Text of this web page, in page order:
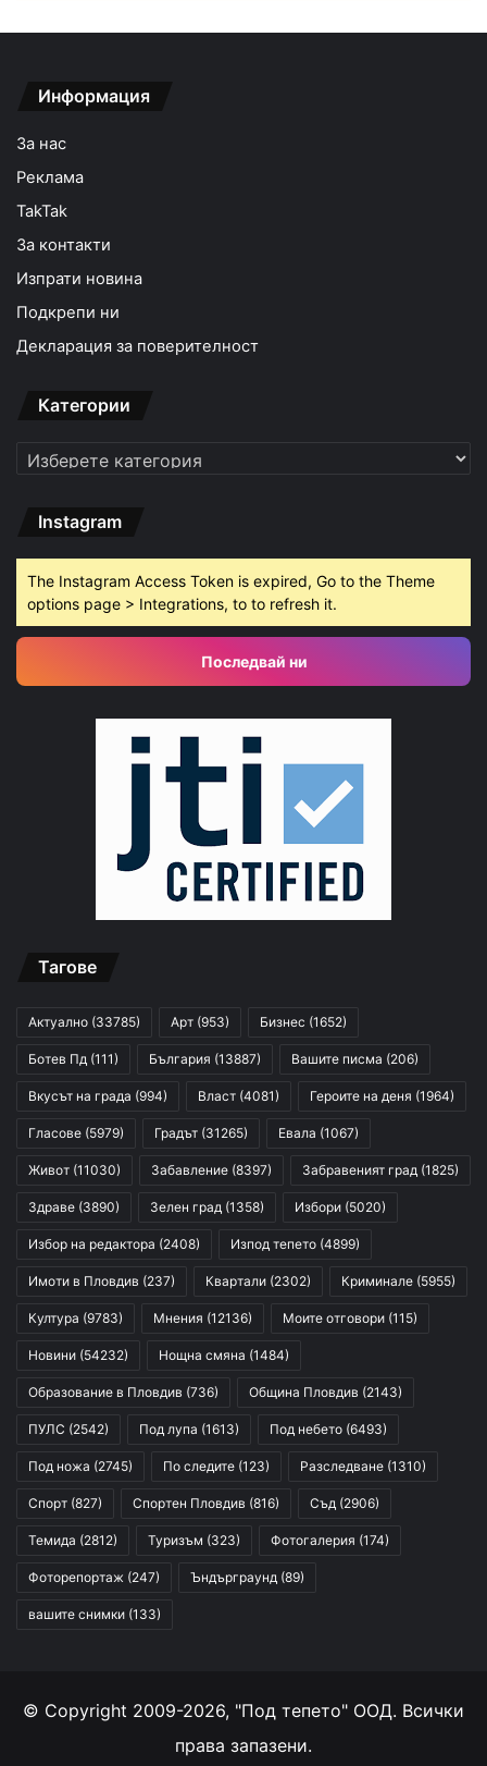
Информация
За нас
Реклама
TakTak
За контакти
Изпрати новина
Подкрепи ни
Декларация за поверителност
Категории
Категории
Instagram
The Instagram Access Token is expired, Go to the Theme
options page > Integrations, to to refresh it.
Последвай ни
Тагове
Актуално (33785) Арт (953) Бизнес (1652)
Ботев Пд (111) България (13887) Вашите писма (206)
Вкусът на града (994) Власт (4081) Героите на деня (1964)
Гласове (5979) Градът (31265) Евала (1067)
Живот (11030) Забавление (8397) Забравеният град (1825)
Здраве (3890) Зелен град (1358) Избори (5020)
Избор на редактора (2408) Изпод тепето (4899)
Имоти в Пловдив (237) Квартали (2302) Криминале (5955)
Култура (9783) Мнения (12136) Моите отговори (115)
Новини (54232) Нощна смяна (1484)
Образование в Пловдив (736) Община Пловдив (2143)
ПУЛС (2542) Под лупа (1613) Под небето (6493)
Под ножа (2745) По следите (123) Разследване (1310)
Спорт (827) Спортен Пловдив (816) Съд (2906)
Темида (2812) Туризъм (323) Фотогалерия (174)
Фоторепортаж (247) Ъндърграунд (89)
вашите снимки (133)
© Copyright 2009-2026, "Под тепето" ООД. Всички
права запазени.